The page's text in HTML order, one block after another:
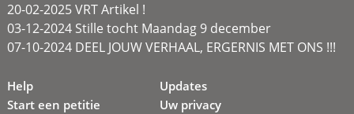
20-02-2025 VRT Artikel !
03-12-2024 Stille tocht Maandag 9 december
07-10-2024 DEEL JOUW VERHAAL, ERGERNIS MET ONS !!!
Help
Start een petitie
Updates
Uw privacy